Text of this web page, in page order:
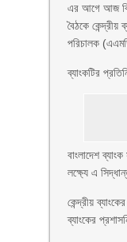
এর আগে আজ
বৈঠকে
পরিচালক
ব্যাংকটির
বাংলাদেশ
লক্ষ্যে এ
কেন্দ্রীয়
ব্যাংকের